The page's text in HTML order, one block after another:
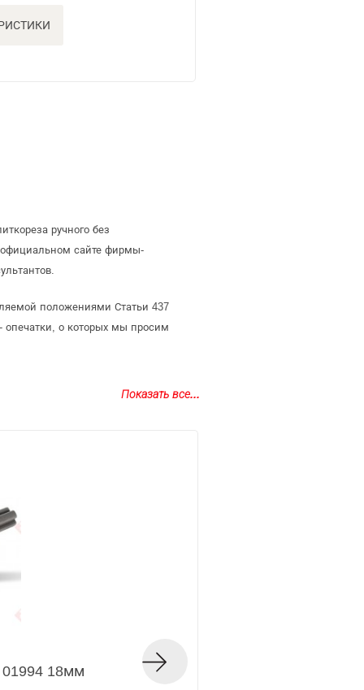
ручного без
сайте фирмы-
положениями Статьи 437
опечатки, о которых мы просим
Показать все...
01994 18мм